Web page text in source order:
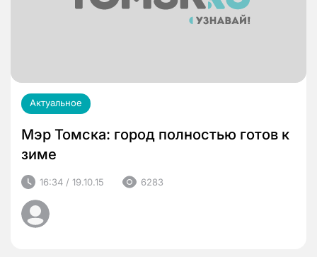
Актуальное
Мэр Томска: город полностью готов к
зиме
16:34 / 19.10.15 6283